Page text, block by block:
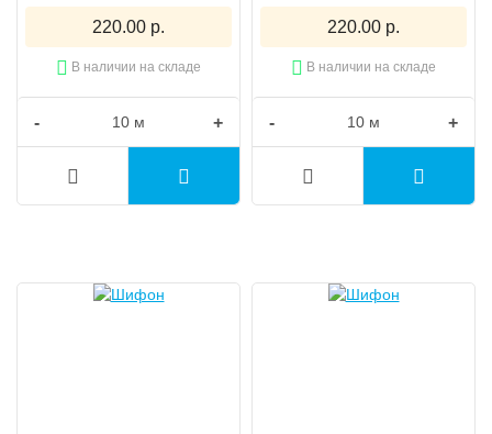
220.00 р.
В наличии на складе
- +
220.00 р.
В наличии на складе
- +